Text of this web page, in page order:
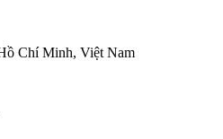
Chí Minh, Việt Nam